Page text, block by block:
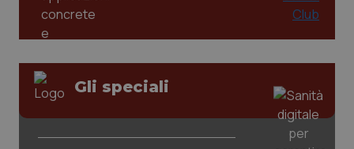
Gli speciali